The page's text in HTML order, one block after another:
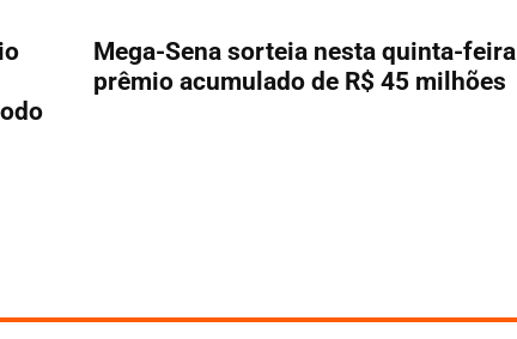
Mega-Sena sorteia nesta quinta-feira
prêmio acumulado de R$ 45 milhões